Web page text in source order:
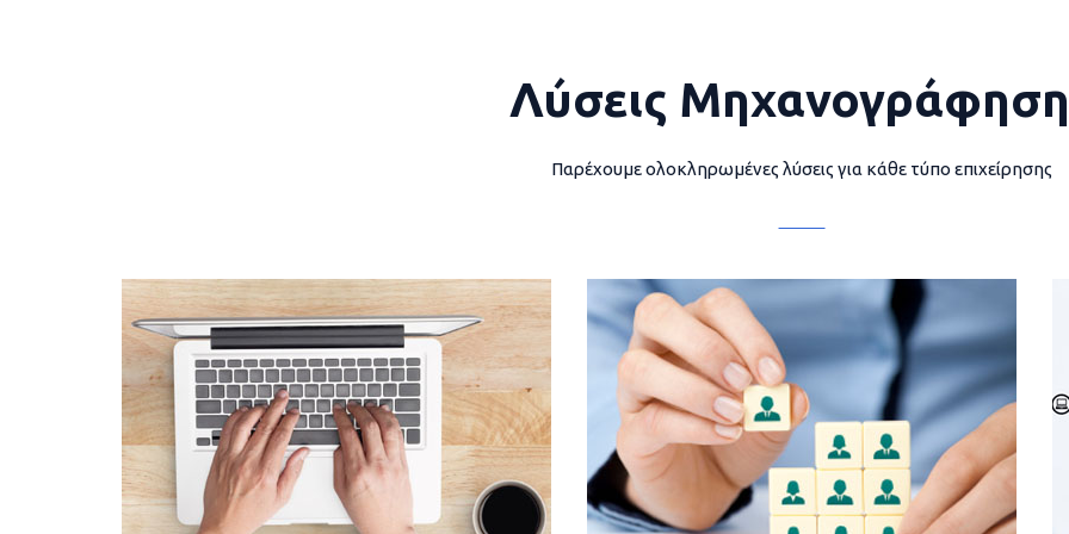
Λύσεις
Παρέχουμε ολοκληρωμένες λύσεις για κάθε τύπο επιχείρησης